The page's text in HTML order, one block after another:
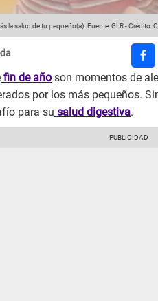
la salud de tu pequeño(a). Fuente: GLR-Crédito:
fin de año son momentos de
por los más pequeños.
para su salud digestiva.